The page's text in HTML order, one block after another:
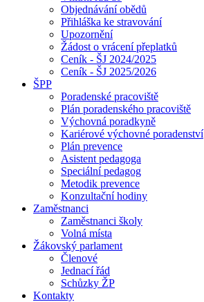
Objednávání obědů
Přihláška ke stravování
Upozornění
Žádost o vrácení přeplatků
Ceník - ŠJ 2024/2025
Ceník - ŠJ 2025/2026
ŠPP
Poradenské pracoviště
Plán poradenského pracoviště
Výchovná poradkyně
Kariérové výchovné poradenství
Plán prevence
Asistent pedagoga
Speciální pedagog
Metodik prevence
Konzultační hodiny
Zaměstnanci
Zaměstnanci školy
Volná místa
Žákovský parlament
Členové
Jednací řád
Schůzky ŽP
Kontakty